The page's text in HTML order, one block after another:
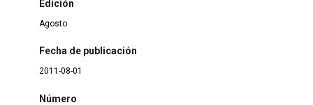
Edición
Agosto
Fecha de publicación
2011-08-01
Número